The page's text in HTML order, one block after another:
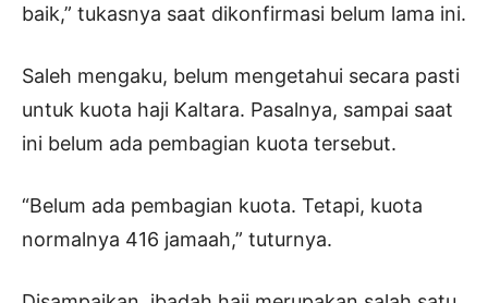
baik,” tukasnya saat dikonfirmasi belum lama ini.
Saleh mengaku, belum mengetahui secara pasti
untuk kuota haji Kaltara. Pasalnya, sampai saat
ini belum ada pembagian kuota tersebut.
“Belum ada pembagian kuota. Tetapi, kuota
normalnya 416 jamaah,” tuturnya.